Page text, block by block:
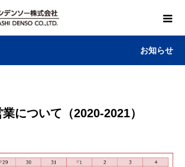
お知らせ
について（2020-2021）